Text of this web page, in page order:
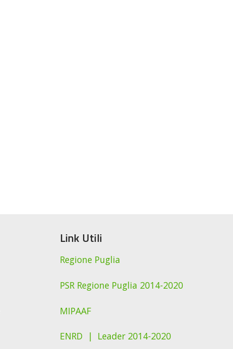
Link Utili
Regione Puglia
PSR Regione Puglia 2014-2020
MIPAAF
ENRD | Leader 2014-2020